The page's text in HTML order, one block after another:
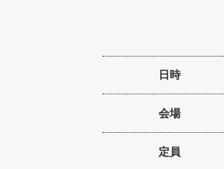
日時
会場
定員